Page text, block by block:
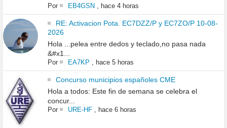
Por EB4GSN, hace 4 horas
RE: Activacion Pota. EC7DZZ/P y EC7ZO/P 10-08-
2026
Hola ...pelea entre dedos y teclado,no pasa nada
&#x1...
Por EA7KP hace 5 horas
Concurso municipios españoles CME
Hola a todos: Este fin de semana se celebra el
concur...
Por URE-HF, hace 6 horas